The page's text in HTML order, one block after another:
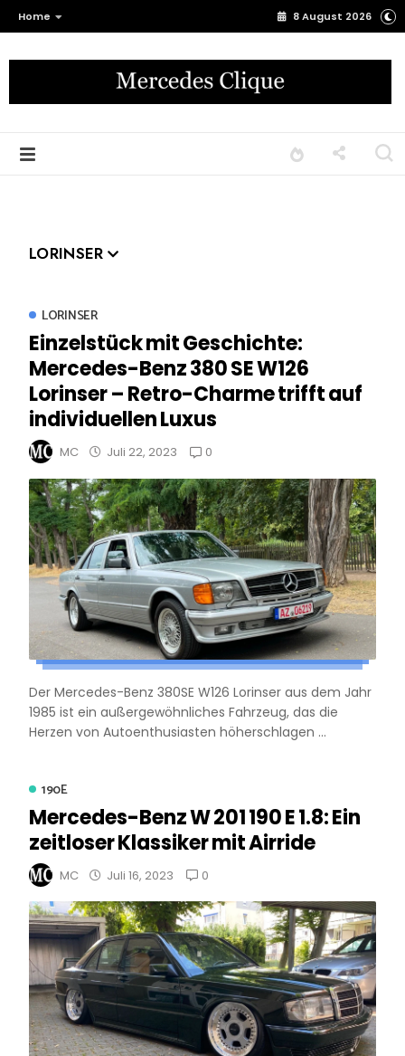
Home 8 August 2026
LORINSER
LORINSER
Einzelstück mit Geschichte:
Mercedes-Benz 380 SE W126
Lorinser – Retro-Charme trifft auf
individuellen Luxus
MC Juli 22, 2023 0
Der Mercedes-Benz 380SE W126 Lorinser aus dem Jahr
1985 ist ein außergewöhnliches Fahrzeug, das die
Herzen von Autoenthusiasten höherschlagen ...
190E
Mercedes-Benz W 201 190 E 1.8: Ein
zeitloser Klassiker mit Airride
MC Juli 16, 2023 0